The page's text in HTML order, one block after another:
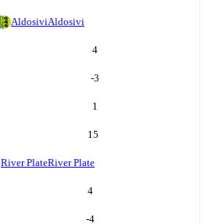
AldosiviAldosivi
4
-3
1
15
River PlateRiver Plate
4
-4